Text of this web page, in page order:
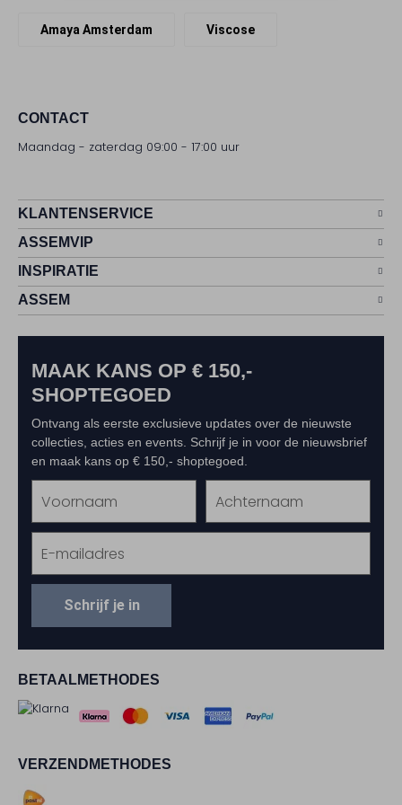
Amaya Amsterdam Viscose
CONTACT
Maandag - zaterdag 09:00 - 17:00 uur
KLANTENSERVICE
ASSEMVIP
INSPIRATIE
ASSEM
BETAALMETHODES
VERZENDMETHODES
MAAK KANS OP € 150,-
SHOPTEGOED
Ontvang als eerste exclusieve updates over de nieuwste
collecties, acties en events. Schrijf je in voor de nieuwsbrief
en maak kans op € 150,- shoptegoed.
Schrijf je in